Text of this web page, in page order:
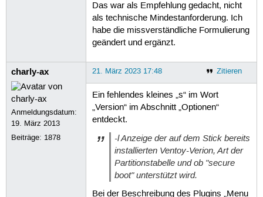
Das war als Empfehlung gedacht, nicht
als technische Mindestanforderung. Ich
habe die missverständliche Formulierung
geändert und ergänzt.
charly-ax
Anmeldungsdatum:
19. März 2013
Beiträge: 1878
Zitieren
21. März 2023 17:48
Ein fehlendes kleines „s“ im Wort
„Version“ im Abschnitt „Optionen“
entdeckt.
-l Anzeige der auf dem Stick bereits
installierten Ventoy-Verion, Art der
Partitionstabelle und ob "secure
boot" unterstützt wird.
Bei der Beschreibung des Plugins „Menu